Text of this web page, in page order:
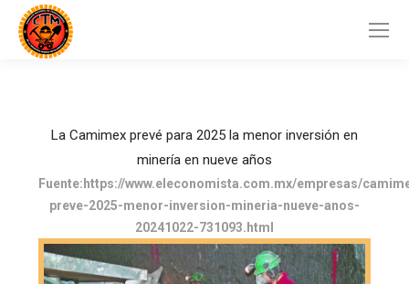
La Camimex prevé para 2025 la menor inversión en
minería en nueve años
Fuente:https://www.eleconomista.com.mx/empresas/
preve-2025-menor-inversion-mineria-nueve-anos-
20241022-731093.html